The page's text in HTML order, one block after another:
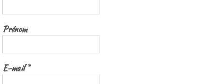
Prénom
E-mail*